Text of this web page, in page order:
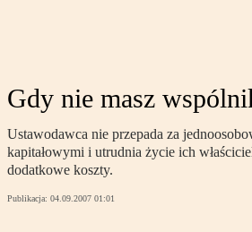
Gdy nie masz
Ustawodawca nie przepada za
kapitałowymi i utrudnia życie ich
dodatkowe koszty.
Publikacja: 04.09.2007 01:01